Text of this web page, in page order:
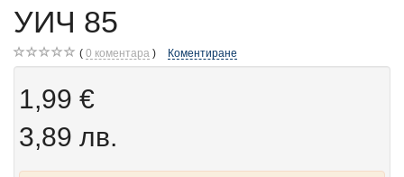
УИЧ 85
0 коментара Коментиране
1,99 €
3,89 лв.